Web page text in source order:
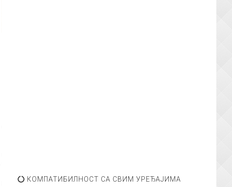
КОМПАТИБИЛНОСТ СА СВИМ УРЕЂАЈИМА